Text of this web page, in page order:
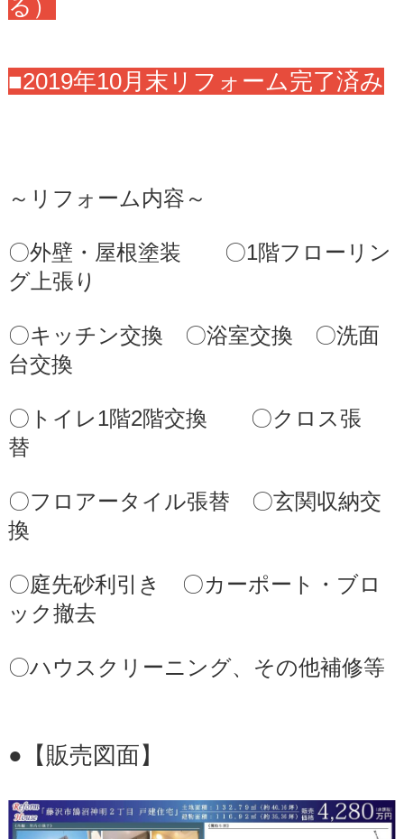
る）
■2019年10月末リフォーム完了済み
～リフォーム内容～
〇外壁・屋根塗装 〇1階フローリン
グ上張り
〇キッチン交換 〇浴室交換 〇洗面
台交換
〇トイレ1階2階交換 〇クロス張
替
〇フロアータイル張替 〇玄関収納交
換
〇庭先砂利引き 〇カーポート・ブロ
ック撤去
〇ハウスクリーニング、その他補修等
●【販売図面】